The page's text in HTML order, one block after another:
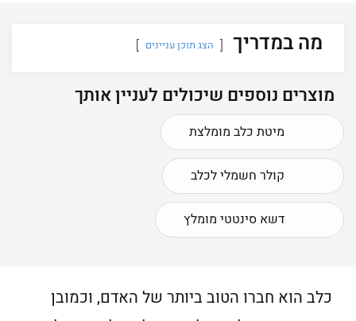
מה במדריך הצג תוכן עניינים
מוצרים נוספים שיכולים לעניין אותך
מיטת כלב מומלצת
קולר חשמלי לכלב
דשא סינטטי מומלץ
כלב הוא חברו הטוב ביותר של האדם, וכמובן